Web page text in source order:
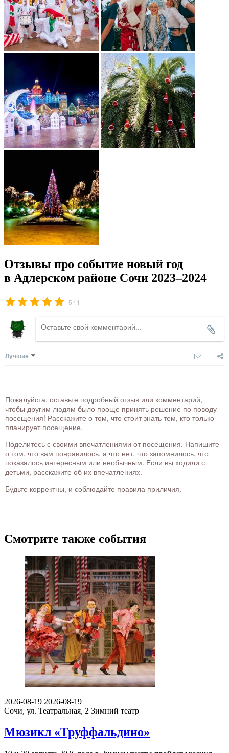
Отзывы про событие новый год
в Адлерском районе Сочи 2023–2024
5 / 1
Лучшие
Пожалуйста, оставьте подробный отзыв или комментарий,
чтобы другим людям было проще принять решение по поводу
посещения! Расскажите о том, что стоит знать тем, кто только
планирует посещение.
Поделитесь с своими впечатлениями от посещения. Напишите
о том, что вам понравилось, а что нет, что запомнилось, что
показалось интересным или необычным. Если вы ходили с
детьми, расскажите об их впечатлениях.
Будьте корректны, и соблюдайте правила приличия.
Смотрите также события
2026-08-19 2026-08-19
Сочи, ул. Театральная, 2 Зимний театр
Мюзикл «Труффальдино»